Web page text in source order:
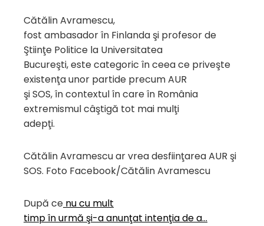
Cătălin Avramescu,
fost ambasador în Finlanda şi profesor de
Ştiinţe Politice la Universitatea
Bucureşti, este categoric în ceea ce priveşte
existenţa unor partide precum AUR
şi SOS, în contextul în care în România
extremismul câştigă tot mai mulţi
adepţi.
Cătălin Avramescu ar vrea desfiinţarea AUR şi
SOS. Foto Facebook/Cătălin Avramescu
După ce nu cu mult
timp în urmă şi-a anunţat intenţia de a…